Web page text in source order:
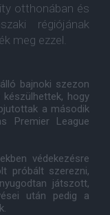
otthonában és
régiójának
meg ezzel.
bajnoki szezon
hogy
a második
Premier League
védekezésre
próbált szerezni,
játszott,
után pedig a